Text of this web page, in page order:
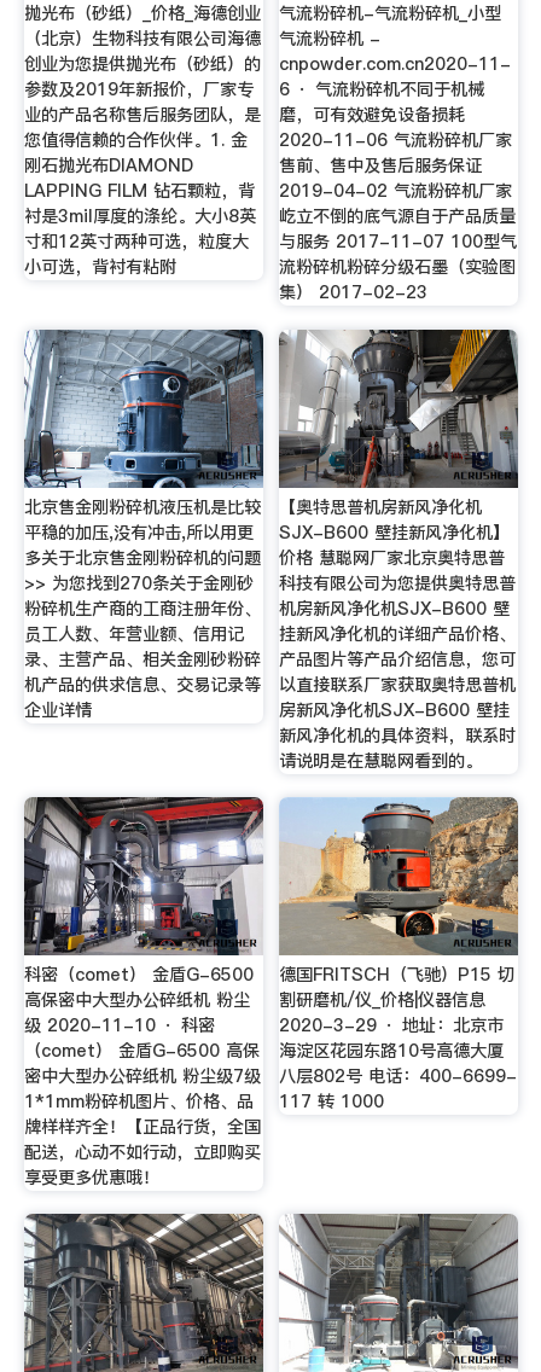
抛光布（砂纸）_价格_海德创业
（北京）生物科技有限公司海德
创业为您提供抛光布（砂纸）的
参数及2019年新报价，厂家专
业的产品名称售后服务团队，是
您值得信赖的合作伙伴。1. 金
刚石抛光布DIAMOND
LAPPING FILM 钻石颗粒，背
衬是3mil厚度的涤纶。大小8英
寸和12英寸两种可选，粒度大
小可选，背衬有粘附
气流粉碎机-气流粉碎机_小型
气流粉碎机 -
cnpowder.com.cn2020-11-
6 · 气流粉碎机不同于机械
磨，可有效避免设备损耗
2020-11-06 气流粉碎机厂家
售前、售中及售后服务保证
2019-04-02 气流粉碎机厂家
屹立不倒的底气源自于产品质量
与服务 2017-11-07 100型气
流粉碎机粉碎分级石墨（实验图
集） 2017-02-23
北京售金刚粉碎机液压机是比较
平稳的加压,没有冲击,所以用更
多关于北京售金刚粉碎机的问题
>> 为您找到270条关于金刚砂
粉碎机生产商的工商注册年份、
员工人数、年营业额、信用记
录、主营产品、相关金刚砂粉碎
机产品的供求信息、交易记录等
企业详情
【奥特思普机房新风净化机
SJX-B600 壁挂新风净化机】
价格 慧聪网厂家北京奥特思普
科技有限公司为您提供奥特思普
机房新风净化机SJX-B600 壁
挂新风净化机的详细产品价格、
产品图片等产品介绍信息，您可
以直接联系厂家获取奥特思普机
房新风净化机SJX-B600 壁挂
新风净化机的具体资料，联系时
请说明是在慧聪网看到的。
科密（comet） 金盾G-6500
高保密中大型办公碎纸机 粉尘
级 2020-11-10 · 科密
（comet） 金盾G-6500 高保
密中大型办公碎纸机 粉尘级7级
1*1mm粉碎机图片、价格、品
牌样样齐全！【正品行货，全国
配送，心动不如行动，立即购买
享受更多优惠哦！
德国FRITSCH（飞驰）P15 切
割研磨机/仪_价格|仪器信息
2020-3-29 · 地址：北京市
海淀区花园东路10号高德大厦
八层802号 电话：400-6699-
117 转 1000